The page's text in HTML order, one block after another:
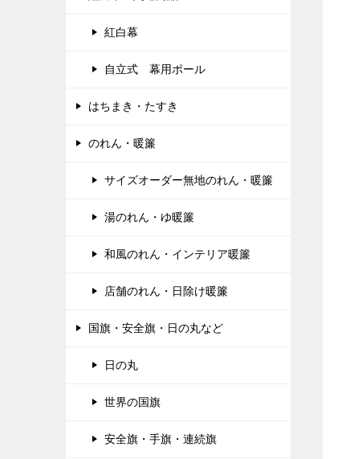
紅白幕
自立式 幕用ポール
はちまき・たすき
のれん・暖簾
サイズオーダー無地のれん・暖簾
湯のれん・ゆ暖簾
和風のれん・インテリア暖簾
店舗のれん・日除け暖簾
国旗・安全旗・日の丸など
日の丸
世界の国旗
安全旗・手旗・連続旗